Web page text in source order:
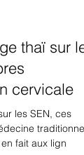
thaï sur les
cervicale